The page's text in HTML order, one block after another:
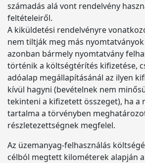
számadás alá vont rendelvény
feltételeiről.
A kiküldetési rendelvényre
nem tiltják meg más
azonban bármely nyomtatvány
történik a költségtérítés kifizetése,
adóalap megállapításánál az ilyen
kívül hagyni (bevételnek nem
tekinteni a kifizetett összeget), ha a
tartalma a törvényben
részletezettségnek megfelel.
Az üzemanyag-felhasználás
célból megtett kilométerek alapján